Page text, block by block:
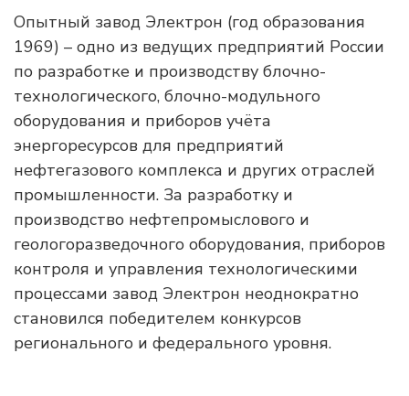
Опытный завод Электрон (год образования
1969) – одно из ведущих предприятий России
по разработке и производству блочно-
технологического, блочно-модульного
оборудования и приборов учёта
энергоресурсов для предприятий
нефтегазового комплекса и других отраслей
промышленности. За разработку и
производство нефтепромыслового и
геологоразведочного оборудования, приборов
контроля и управления технологическими
процессами завод Электрон неоднократно
становился победителем конкурсов
регионального и федерального уровня.